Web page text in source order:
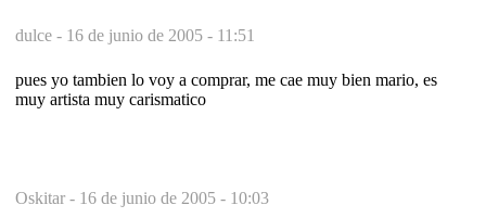
dulce - 16 de junio de 2005 - 11:51
pues yo tambien lo voy a comprar, me cae muy bien mario, es
muy artista muy carismatico
Oskitar - 16 de junio de 2005 - 10:03